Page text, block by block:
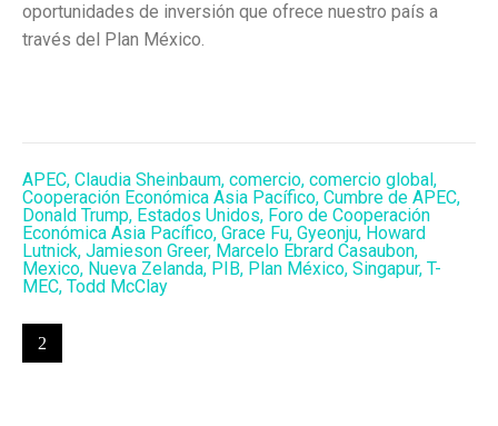
oportunidades de inversión que ofrece nuestro país a
través del Plan México.
APEC, Claudia Sheinbaum, comercio, comercio global ,
Cooperación Económica Asia Pacífico, Cumbre de APEC,
Donald Trump, Estados Unidos, Foro de Cooperación
Económica Asia Pacífico, Grace Fu, Gyeonju, Howard
Lutnick, Jamieson Greer, Marcelo Ebrard Casaubon,
Mexico, Nueva Zelanda, PIB, Plan México, Singapur, T-
MEC, Todd McClay